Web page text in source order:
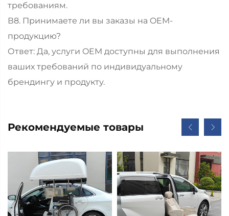
требованиям.
В8. Принимаете ли вы заказы на OEM-
продукцию?
Ответ: Да, услуги OEM доступны для выполнения
ваших требований по индивидуальному
брендингу и продукту.
Рекомендуемые товары